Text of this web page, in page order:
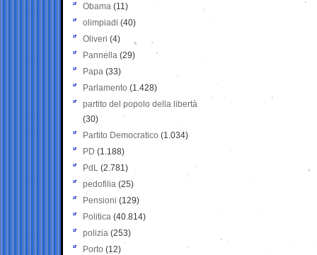
Obama (11)
olimpiadi (40)
Oliveri (4)
Pannella (29)
Papa (33)
Parlamento (1.428)
partito del popolo della libertà
(30)
Partito Democratico (1.034)
PD (1.188)
PdL (2.781)
pedofilia (25)
Pensioni (129)
Politica (40.814)
polizia (253)
Porto (12)